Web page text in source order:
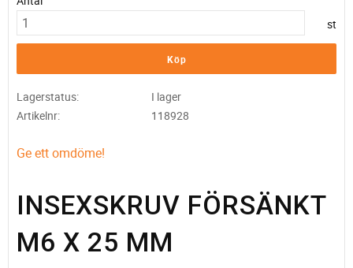
st
Köp
Lagerstatus
I lager
Artikelnr
118928
Ge ett omdöme!
INSEXSKRUV FÖRSÄNKT
M6 X 25 MM